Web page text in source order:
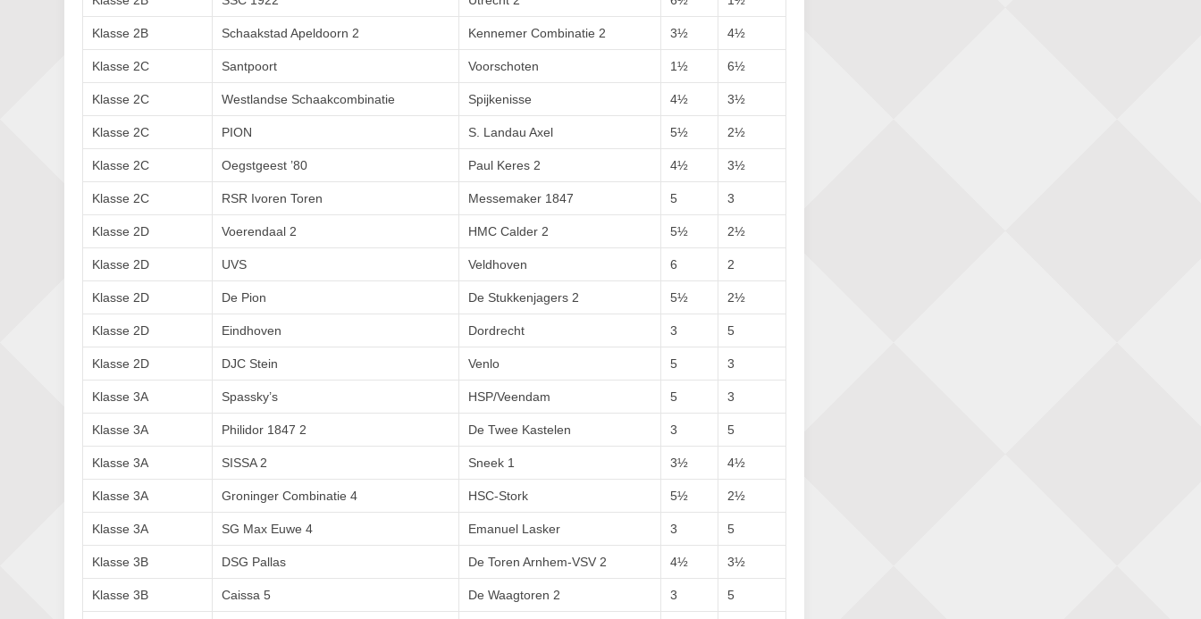
Klasse 2B Schaakstad Apeldoorn 2 Kennemer Combinatie 2 3½ 4½
Klasse 2C Santpoort Voorschoten 1½ 6½
Klasse 2C Westlandse Schaakcombinatie Spijkenisse 4½ 3½
Klasse 2C PION S. Landau Axel 5½ 2½
Klasse 2C Oegstgeest ’80 Paul Keres 2 4½ 3½
Klasse 2C RSR Ivoren Toren Messemaker 1847 5 3
Klasse 2D Voerendaal 2 HMC Calder 2 5½ 2½
Klasse 2D UVS Veldhoven 6 2
Klasse 2D De Pion De Stukkenjagers 2 5½ 2½
Klasse 2D Eindhoven Dordrecht 3 5
Klasse 2D DJC Stein Venlo 5 3
Klasse 3A Spassky’s HSP/Veendam 5 3
Klasse 3A Philidor 1847 2 De Twee Kastelen 3 5
Klasse 3A SISSA 2 Sneek 1 3½ 4½
Klasse 3A Groninger Combinatie 4 HSC-Stork 5½ 2½
Klasse 3A SG Max Euwe 4 Emanuel Lasker 3 5
Klasse 3B DSG Pallas De Toren Arnhem-VSV 2 4½ 3½
Klasse 3B Caissa 5 De Waagtoren 2 3 5